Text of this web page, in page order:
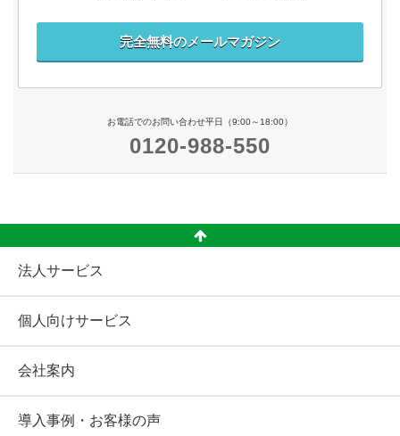
完全無料のメールマガジン
お電話でのお問い合わせ平日（9:00～18:00）
0120-988-550
法人サービス
個人向けサービス
会社案内
導入事例・お客様の声